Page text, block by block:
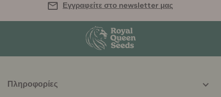
Εγγραφείτε στο newsletter μας
More
Πληροφορίες